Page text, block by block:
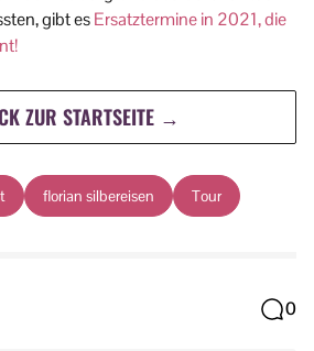
gibt esErsatztermine in 2021, die
ZUR STARTSEITE →
florian silbereisen Tour
0